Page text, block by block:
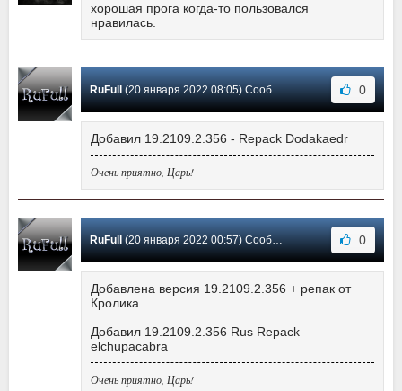
хорошая прога когда-то пользовался
нравилась.
RuFull (20 января 2022 08:05) Сообщение #436 0
Добавил 19.2109.2.356 - Repack Dodakaedr
Очень приятно, Царь!
RuFull (20 января 2022 00:57) Сообщение #435 0
Добавлена версия 19.2109.2.356 + репак от
Кролика
Добавил 19.2109.2.356 Rus Repack
elchupacabra
Очень приятно, Царь!